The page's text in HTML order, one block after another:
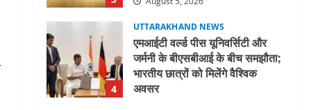
4
UTTARAKHAND NEWS
एमआईटी वर्ल्ड पीस यूनिवर्सिटी और
जर्मनी के बीएसबीआई के बीच समझौता;
भारतीय छात्रों को मिलेंगे वैश्विक
अवसर